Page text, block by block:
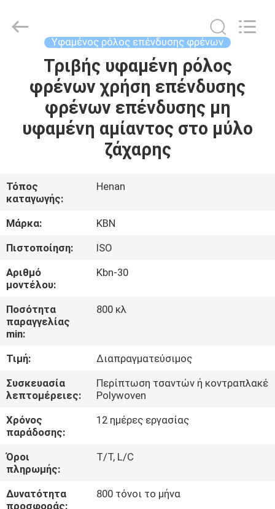
ΠΡΟΪΌΝΤΑ
ΠΕΡΊΠΟΥ
ΓΎΡΟΣ
ΕΡΓΟΣΤΑΣΊΩΝ
ΠΟΙΟΤΙΚΌΣ
ΈΛΕΓΧΟΣ
ΜΑΣ
ΣΕ
ΕΠΑΦΉ
ΈΝΑ
ΑΠΌΣΠΑΣΜΑ
Υφαμένος ρόλος επένδυσης φρένων
Τριβής υφαμένη ρόλος
φρένων χρήση επένδυσης
φρένων επένδυσης μη
υφαμένη αμίαντος στο μύλο
ζάχαρης
Τόπος
καταγωγής:
Henan
Μάρκα:
KBN
Πιστοποίηση:
ISO
Αριθμό
μοντέλου:
Kbn-30
Ποσότητα
παραγγελίας
min:
800 κλ
Τιμή:
Διαπραγματεύσιμος
Συσκευασία
λεπτομέρειες:
Περίπτωση τσαντών ή κοντραπλακέ
Polywoven
Χρόνος
παράδοσης:
12 ημέρες εργασίας
Όροι
πληρωμής:
T/T, L/C
Δυνατότητα
προσφοράς:
800 τόνοι το μήνα